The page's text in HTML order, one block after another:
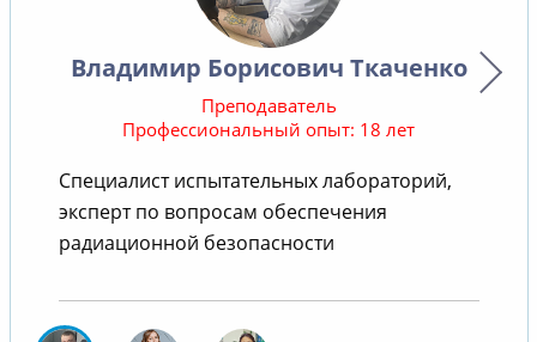
Владимир Борисович Ткаченко
Преподаватель
Профессиональный опыт: 18 лет
Специалист испытательных лабораторий,
эксперт по вопросам обеспечения
радиационной безопасности